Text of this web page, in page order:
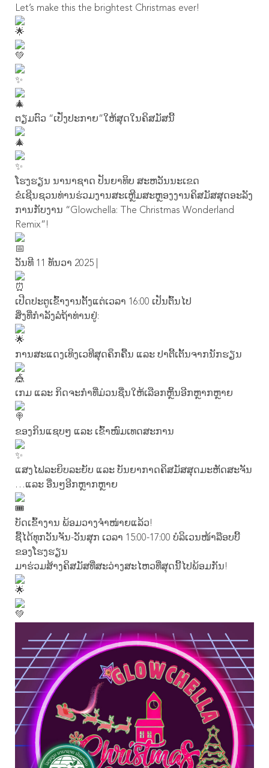
Let’s make this the brightest Christmas ever!
ຕຽມຕົວ “ເປັ່ງປະກາຍ”ໃຫ້ສຸດໃນຄິສມັສນີ້
ໂຮງຮຽນ ນານາຊາດ ປັນຍາທິບ ສະຫວັນນະເຂດ
ຂໍເຊີນຊວນທ່ານຮ່ວມງານສະເຫຼີມສະຫຼອງງານຄິສມັສສຸດອະລັງ
ການກັບງານ “Glowchella: The Christmas Wonderland
Remix”!
ວັນທີ 11 ທັນວາ 2025 |
ເປີດປະຕູເຂົ້າງານຕັ້ງແຕ່ເວລາ 16:00 ເປັນຕົ້ນໄປ
ສິ່ງທີ່ກຳລັງລໍຖ້າທ່ານຢູ່:
ການສະແດງເທິງເວທີສຸດຄຶກຄື້ນ ແລະ ປາຕີ້ເຕັ້ນຈາກນັກຮຽນ
ເກມ ແລະ ກິດຈະກຳທີ່ມ່ວນຊື່ນໃຫ້ເລືອກຫຼິ້ນອີກຫຼາກຫຼາຍ
ຂອງກິນແຊບໆ ແລະ ເຂົ້າໜົມເທດສະການ
ແສງໄຟລະຍິບລະຍັບ ແລະ ບັນຍາກາດຄິສມັສສຸດມະຫັດສະຈັນ
…ແລະ ອື່ນໆອີກຫຼາກຫຼາຍ
ບັດເຂົ້າງານ ພ້ອມວາງຈຳໜ່າຍແລ້ວ!
ຊື້ໄດ້ທຸກວັນຈັນ-ວັນສຸກ ເວລາ 15:00-17:00 ບໍລິເວນໜ້າລ໊ອບບີ້
ຂອງໂຮງຮຽນ
ມາຮ່ວມສ້າງຄິສມັສທີ່ສະວ່າງສະໄຫວທີ່ສຸດນີ້ໄປພ້ອມກັນ!